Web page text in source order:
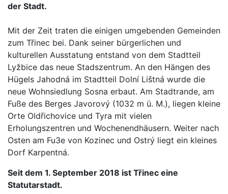
der Stadt.
Mit der Zeit traten die einigen umgebenden Gemeinden
zum Třinec bei. Dank seiner bürgerlichen und
kulturellen Ausstatung entstand von dem Stadtteil
Lyžbice das neue Stadszentrum. An den Hängen des
Hügels Jahodná im Stadtteil Dolní Lištná wurde die
neue Wohnsiedlung Sosna erbaut. Am Stadtrande, am
Fuße des Berges Javorový (1032 m ü. M.), liegen kleine
Orte Oldřichovice und Tyra mit vielen
Erholungszentren und Wochenendhäusern. Weiter nach
Osten am Fu3e von Kozinec und Ostrý liegt ein kleines
Dorf Karpentná.
Seit dem 1. September 2018 ist Třinec eine
Statutarstadt.